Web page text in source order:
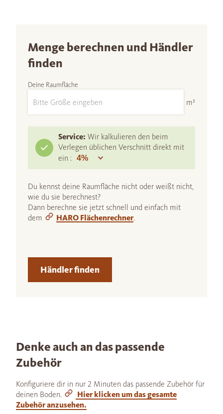
Menge berechnen und Händler
finden
Deine Raumfläche
m²
Service: Wir kalkulieren den beim
Verlegen üblichen Verschnitt direkt mit
ein :
Du kennst deine Raumfläche nicht oder weißt nicht,
wie du sie berechnest?
Dann berechne sie jetzt schnell und einfach mit
dem
HARO Flächenrechner.
Händler finden
Denke auch an das passende
Zubehör
Konfiguriere dir in nur 2 Minuten das passende Zubehör für
deinen Boden.
Hier klicken um das gesamte
Zubehör anzusehen.